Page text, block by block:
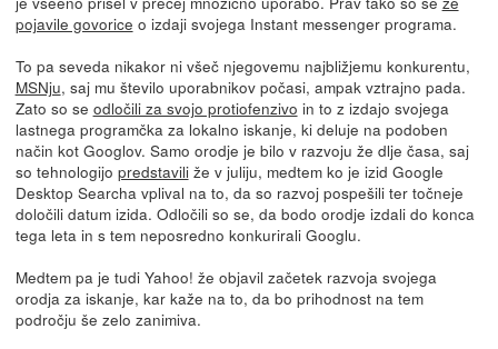
pojavile govorice o izdaji svojega Instant messenger programa.
To pa seveda nikakor ni všeč njegovemu najbližjemu konkurentu,
MSNju, saj mu število uporabnikov počasi, ampak vztrajno pada.
Zato so se odločili za svojo protiofenzivo in to z izdajo svojega
lastnega programčka za lokalno iskanje, ki deluje na podoben
način kot Googlov. Samo orodje je bilo v razvoju že dlje časa, saj
so tehnologijo predstaviliže v juliju, medtem ko je izid Google
Desktop Searcha vplival na to, da so razvoj pospešili ter točneje
določili datum izida. Odločili so se, da bodo orodje izdali do konca
tega leta in s tem neposredno konkurirali Googlu.
Medtem pa je tudi Yahoo! že objavil začetek razvoja svojega
orodja za iskanje, kar kaže na to, da bo prihodnost na tem
področju še zelo zanimiva.